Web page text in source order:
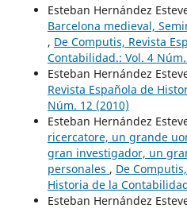
Esteban Hernández
Barcelona medieval,
, De Computis, Revista
Contabilidad.: Vol. 4
Esteban Hernández
Revista Española de
Núm. 12 (2010)
Esteban Hernández
ricercatore, un grande
gran investigador, un
personales , De
Historia de la
Esteban Hernández